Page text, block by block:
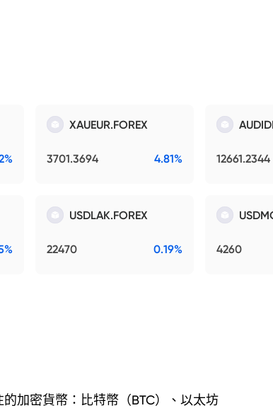
XAUEUR.FOREX
3701.3694 4.81% 12661.2344
USDLAK.FOREX
22470 0.19% 4260
的加密貨幣：比特幣（BTC）、以太坊